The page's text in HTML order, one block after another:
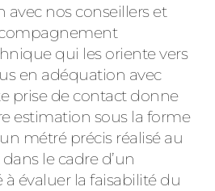
avec nos conseillers et
qui les oriente vers
en adéquation avec
prise de contact donne
estimation sous la forme
métré précis réalisé au
le cadre d’un
évaluer la faisabilité du